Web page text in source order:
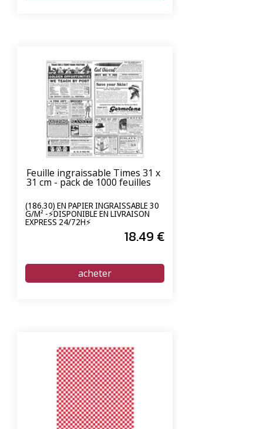
Feuille ingraissable Times 31 x
31 cm - pack de 1000 feuilles
(186.30) EN PAPIER INGRAISSABLE 30
G/M² -⚡DISPONIBLE EN LIVRAISON
EXPRESS 24/72H⚡
18.49 €